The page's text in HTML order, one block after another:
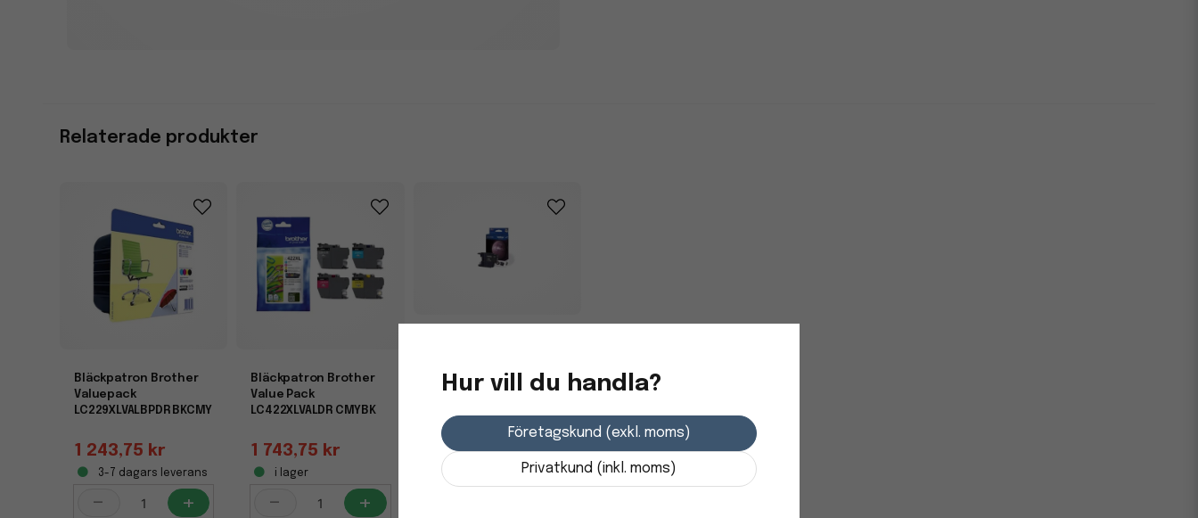
Relaterade produkter
Bläckpatron Brother
Valuepack
LC229XLVALBPDR BKCMY
1 243,75 kr
3-7 dagars leverans
- +
Bläckpatron Brother
Value Pack
LC422XLVALDR CMYBK
1 743,75 kr
i lager
- +
293,75 kr
3-7 dagars leverans
+
Hur vill du handla?
Företagskund (exkl. moms)
Privatkund (inkl. moms)